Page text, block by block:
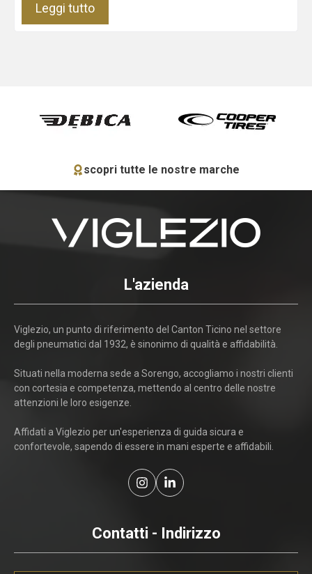
Leggi tutto
scopri tutte le nostre marche
L'azienda
Viglezio, un punto di riferimento del Canton Ticino nel settore
degli pneumatici dal 1932, è sinonimo di qualità e affidabilità.
Situati nella moderna sede a Sorengo, accogliamo i nostri clienti
con cortesia e competenza, mettendo al centro delle nostre
attenzioni le loro esigenze.
Affidati a Viglezio per un'esperienza di guida sicura e
confortevole, sapendo di essere in mani esperte e affidabili.
Contatti - Indirizzo